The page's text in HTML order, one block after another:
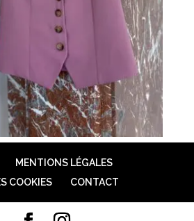
MENTIONS LÉGALES
COOKIES
CONTACT